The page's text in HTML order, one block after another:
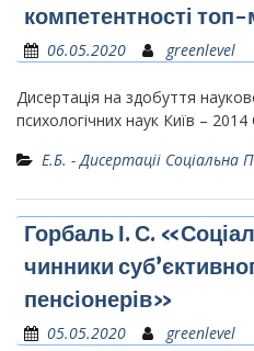
компетентності
06.05.2020 greenlevel
Дисертація на здобуття
психологічних наук Київ – 2014
Е.Б. - Дисертаціі Соціальна
Горбаль І. С.
чинники
пенсіонерів»
05.05.2020 greenlevel